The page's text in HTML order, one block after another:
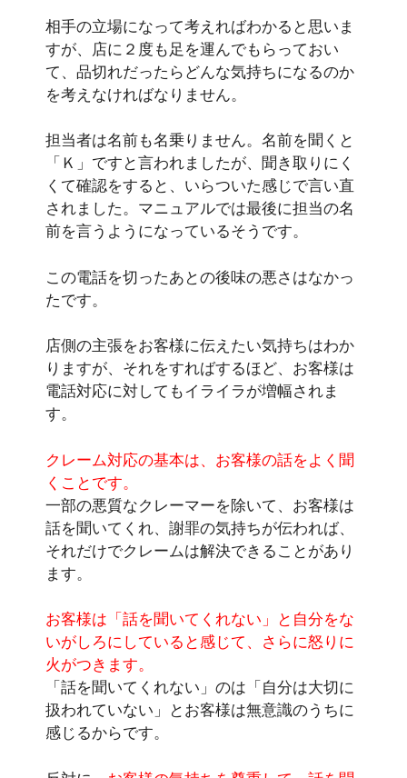
相手の立場になって考えればわかると思いま
すが、店に２度も足を運んでもらっておい
て、品切れだったらどんな気持ちになるのか
を考えなければなりません。
担当者は名前も名乗りません。名前を聞くと
「Ｋ」ですと言われましたが、聞き取りにく
くて確認をすると、いらついた感じで言い直
されました。マニュアルでは最後に担当の名
前を言うようになっているそうです。
この電話を切ったあとの後味の悪さはなかっ
たです。
店側の主張をお客様に伝えたい気持ちはわか
りますが、それをすればするほど、お客様は
電話対応に対してもイライラが増幅されま
す。
クレーム対応の基本は、お客様の話をよく聞
くことです。
一部の悪質なクレーマーを除いて、お客様は
話を聞いてくれ、謝罪の気持ちが伝われば、
それだけでクレームは解決できることがあり
ます。
お客様は「話を聞いてくれない」と自分をな
いがしろにしていると感じて、さらに怒りに
火がつきます。
「話を聞いてくれない」のは「自分は大切に
扱われていない」とお客様は無意識のうちに
感じるからです。